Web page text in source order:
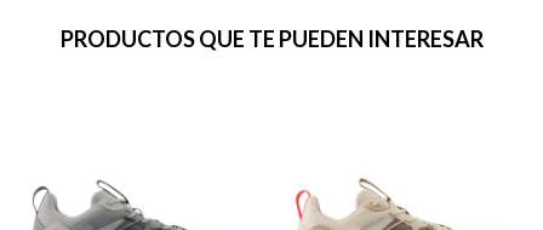
PRODUCTOS QUE TE PUEDEN INTERESAR